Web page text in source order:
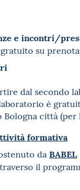
e incontri/
su
dal secondo
è
Bologna città
formativa
da BABEL
il